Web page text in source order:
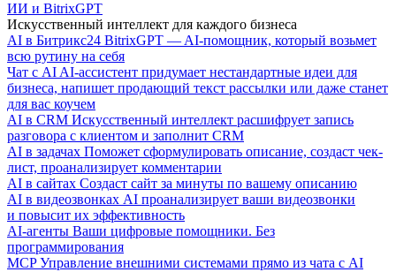
ИИ и BitrixGPT
Искусственный интеллект для каждого бизнеса
AI в Битрикс24 BitrixGPT — AI-помощник, который возьмет
всю рутину на себя
Чат с AI AI-ассистент придумает нестандартные идеи для
бизнеса, напишет продающий текст рассылки или даже станет
для вас коучем
AI в CRM Искусственный интеллект расшифрует запись
разговора с клиентом и заполнит CRM
AI в задачах Поможет сформулировать описание, создаст чек-
лист, проанализирует комментарии
AI в сайтах Создаст сайт за минуты по вашему описанию
AI в видеозвонках AI проанализирует ваши видеозвонки
и повысит их эффективность
AI-агенты Ваши цифровые помощники. Без
программирования
MCP Управление внешними системами прямо из чата с AI